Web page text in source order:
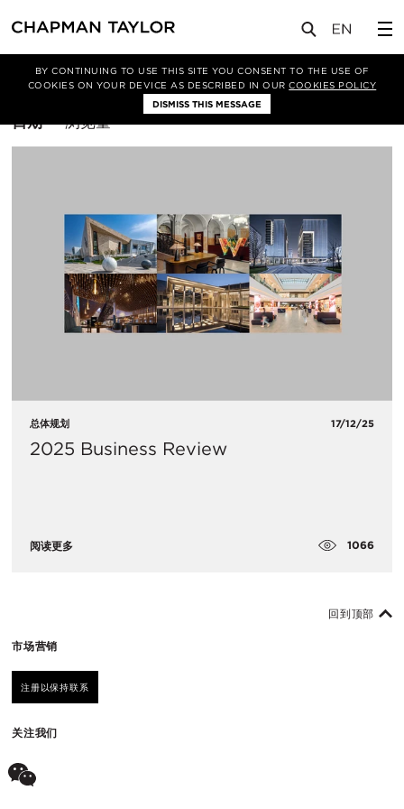
BY CONTINUING TO USE THIS SITE YOU CONSENT TO THE USE OF
COOKIES ON YOUR DEVICE AS DESCRIBED IN OURCOOKIES POLICY
DISMISS THIS MESSAGE
筛选条件
排
方
日期 浏览量
总体规划 17/12/25
2025 Business Review
阅读更多 1066
市场营销
注册以保持联系
关注我们
回到顶部